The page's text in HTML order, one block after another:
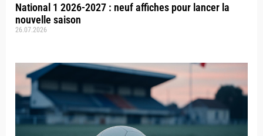
National 1 2026-2027 : neuf affiches pour lancer la
nouvelle saison
26.07.2026